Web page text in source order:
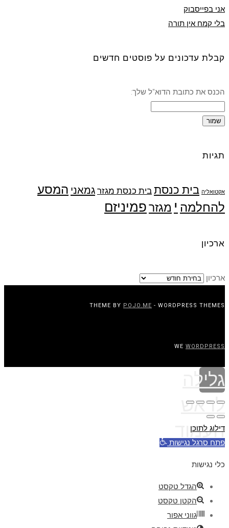
אני בפייסבוק
בלי קמח אין תורה
קבלת עדכונים על פוסטים חדשים
הכנס את כתובת הדוא"ל שלך:
תגיות
אקטואליה בית כנסת בית כנסת מגזר גמאני המסע
להחלמה י מגזרפמיניזם
ארכיון
ארכיון
THEME BY POJO.ME - WORDPRESS THEMES
WE WORDPRESS
גלילה
לראש
העמוד
דילוג לתוכן
פתח סרגל נגישות
כלי נגישות
הגדל טקסט
הקטן טקסט
גווני אפור